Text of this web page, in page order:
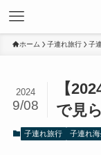
ホーム 子連れ旅行 子
【
で見
2024
9/08
子連れ旅行 子連れ